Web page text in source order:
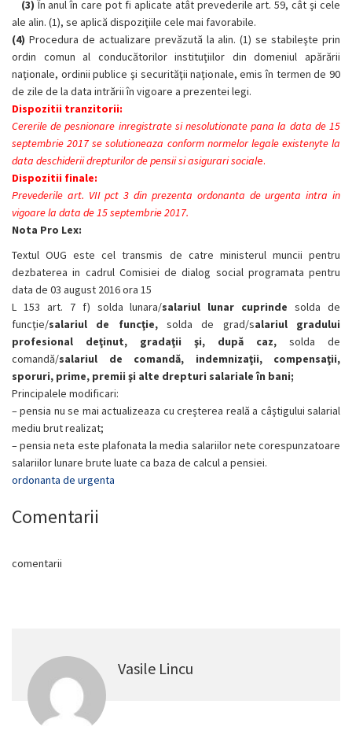
(3) În anul în care pot fi aplicate atât prevederile art. 59, cât şi cele
ale alin. (1), se aplică dispoziţiile cele mai favorabile.
(4) Procedura de actualizare prevăzută la alin. (1) se stabileşte prin
ordin comun al conducătorilor instituţiilor din domeniul apărării
naţionale, ordinii publice şi securităţii naţionale, emis în termen de 90
de zile de la data intrării în vigoare a prezentei legi.
Dispozitii tranzitorii:
Cererile de pesnionare inregistrate si nesolutionate pana la data de 15
septembrie 2017 se solutioneaza conform normelor legale existenyte la
data deschiderii drepturilor de pensii si asigurari sociale.
Dispozitii finale:
Prevederile art. VII pct 3 din prezenta ordonanta de urgenta intra in
vigoare la data de 15 septembrie 2017.
Nota Pro Lex:
Textul OUG este cel transmis de catre ministerul muncii pentru
dezbaterea in cadrul Comisiei de dialog social programata pentru
data de 03 august 2016 ora 15
L 153 art. 7 f) solda lunara/salariul lunar cuprinde solda de
funcţie/salariul de funcţie,solda de grad/salariul gradului
profesional deţinut, gradaţii şi, după caz, solda de
comandă/salariul de comandă, indemnizaţii, compensaţii,
sporuri, prime, premii şi alte drepturi salariale în bani;
Principalele modificari:
– pensia nu se mai actualizeaza cucreşterea reală a câştigului salarial
mediu brut realizat;
– pensia neta este plafonata la media salariilor nete corespunzatoare
salariilor lunare brute luate ca baza de calcul a pensiei.
ordonanta de urgenta
Comentarii
comentarii
Vasile Lincu